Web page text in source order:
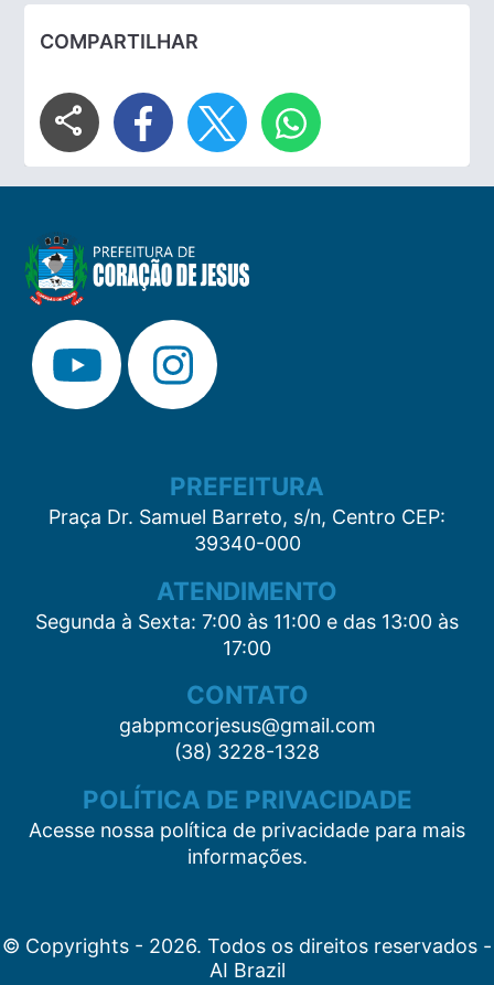
COMPARTILHAR
share
PREFEITURA
Praça Dr. Samuel Barreto, s/n, Centro CEP:
39340-000
ATENDIMENTO
Segunda à Sexta: 7:00 às 11:00 e das 13:00 às
17:00
CONTATO
gabpmcorjesus@gmail.com
(38) 3228-1328
POLÍTICA DE PRIVACIDADE
Acesse nossa política de privacidade para mais
informações.
© Copyrights - 2026. Todos os direitos reservados -
AI Brazil